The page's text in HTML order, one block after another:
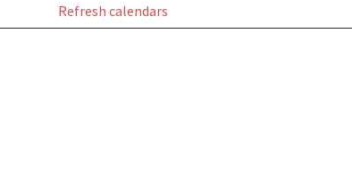
Refresh calendars